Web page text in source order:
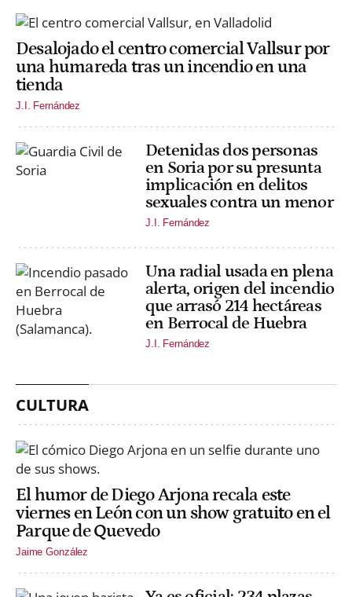
Desalojado el centro comercial Vallsur por
una humareda tras un incendio en una
tienda
J.I. Fernández
Detenidas dos personas
en Soria por su presunta
implicación en delitos
sexuales contra un menor
J.I. Fernández
Una radial usada en plena
alerta, origen del incendio
que arrasó 214 hectáreas
en Berrocal de Huebra
J.I. Fernández
CULTURA
El humor de Diego Arjona recala este
viernes en León con un show gratuito en el
Parque de Quevedo
Jaime González